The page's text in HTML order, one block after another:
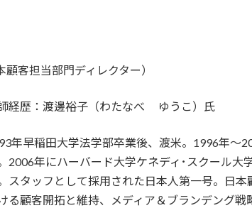
客担当部門ディレクター）
経歴：渡邊裕子（わたなべ ゆうこ）氏
年早稲田大学法学部卒業後、渡米。1996年～
2006年にハーバード大学ケネディ･スクール大
スタッフとして採用された日本人第一号。日
る顧客開拓と維持、メディア＆ブランデング戦